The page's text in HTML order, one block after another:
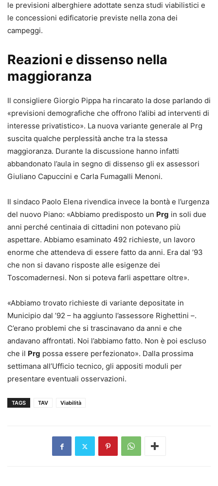
le previsioni alberghiere adottate senza studi viabilistici e
le concessioni edificatorie previste nella zona dei
campeggi.
Reazioni e dissenso nella
maggioranza
Il consigliere Giorgio Pippa ha rincarato la dose parlando di
«previsioni demografiche che offrono l’alibi ad interventi di
interesse privatistico». La nuova variante generale al Prg
suscita qualche perplessità anche tra la stessa
maggioranza. Durante la discussione hanno infatti
abbandonato l’aula in segno di dissenso gli ex assessori
Giuliano Capuccini e Carla Fumagalli Menoni.
Il sindaco Paolo Elena rivendica invece la bontà e l’urgenza
del nuovo Piano: «Abbiamo predisposto un Prg in soli due
anni perché centinaia di cittadini non potevano più
aspettare. Abbiamo esaminato 492 richieste, un lavoro
enorme che attendeva di essere fatto da anni. Era dal ’93
che non si davano risposte alle esigenze dei
Toscomadernesi. Non si poteva farli aspettare oltre».
«Abbiamo trovato richieste di variante depositate in
Municipio dal ’92 – ha aggiunto l’assessore Righettini –.
C’erano problemi che si trascinavano da anni e che
andavano affrontati. Noi l’abbiamo fatto. Non è poi escluso
che il Prg possa essere perfezionato». Dalla prossima
settimana all’Ufficio tecnico, gli appositi moduli per
presentare eventuali osservazioni.
TAGS TAV Viabilità